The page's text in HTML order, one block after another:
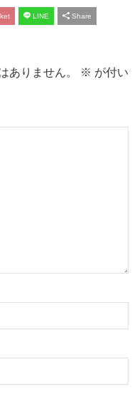
LINE Share
ありません。 ※ が付い